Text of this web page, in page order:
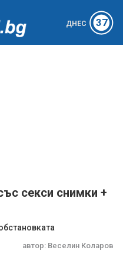
ДНЕС 37
секси снимки +
автор: Веселин Коларов